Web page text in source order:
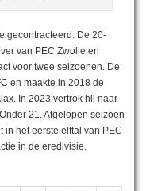
gecontracteerd. De 20-
van PEC Zwolle en
voor twee seizoenen. De
en maakte in 2018 de
In 2023 vertrok hij naar
21. Afgelopen seizoen
in het eerste elftal van PEC
in de eredivisie.